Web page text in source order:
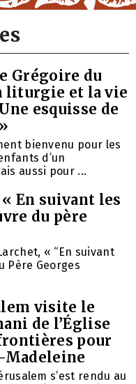
Grégoire du
liturgie et la vie
esquisse de
bienvenu pour les
d’un
aussi pour ...
En suivant les
du père
« “En suivant
Père Georges
visite le
de l’Église
pour
Madeleine
s’est rendu au